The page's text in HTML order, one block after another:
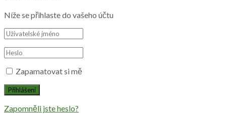
Níže se přihlaste do vašeho účtu
Zapamatovat si mě
Zapomněli jste heslo?